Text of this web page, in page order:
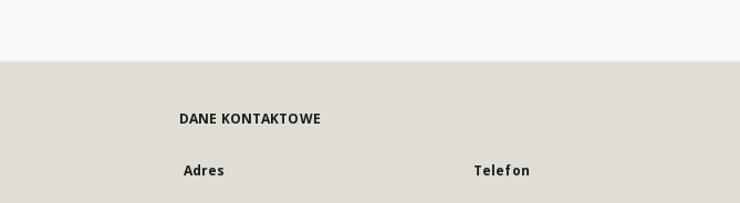
DANE KONTAKTOWE
Adres Telefon